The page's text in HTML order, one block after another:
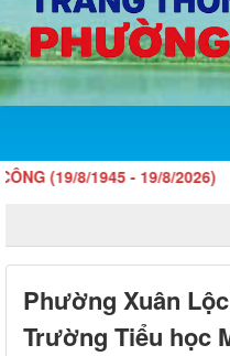
8/1945 - 19/8/2026)
Phường Xuân
Trường Tiểu học